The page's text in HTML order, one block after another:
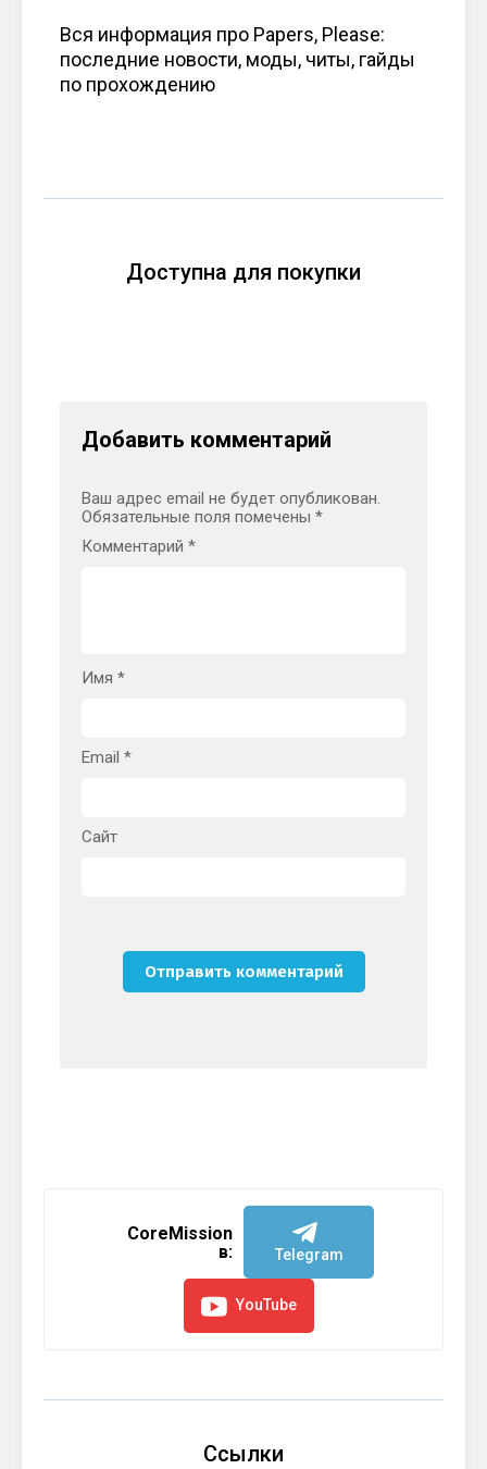
Вся информация про Papers, Please:
последние новости, моды, читы, гайды
по прохождению
Доступна для покупки
Добавить комментарий
Ваш адрес email не будет опубликован.
Обязательные поля помечены *
Комментарий *
Имя *
Email *
Сайт
CoreMission
в:
Telegram
YouTube
Ссылки